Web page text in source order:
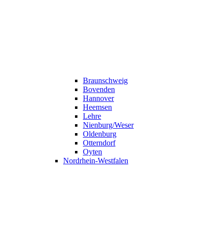
Braunschweig
Bovenden
Hannover
Heemsen
Lehre
Nienburg/Weser
Oldenburg
Otterndorf
Oyten
Nordrhein-Westfalen